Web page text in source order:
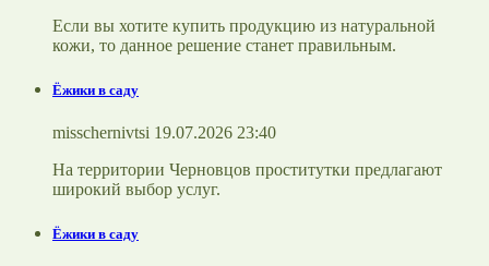
Если вы хотите купить продукцию из натуральной
кожи, то данное решение станет правильным.
Ёжики в саду
misschernivtsi 19.07.2026 23:40
На территории Черновцов проститутки предлагают
широкий выбор услуг.
Ёжики в саду